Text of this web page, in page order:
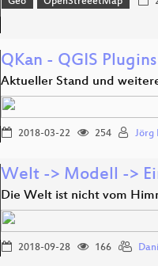
QKan - QGIS
Aktueller Stand und
2018-03-22 254 Jörg
Welt -> Modell ->
Die Welt ist nicht vom
2018-09-28 166